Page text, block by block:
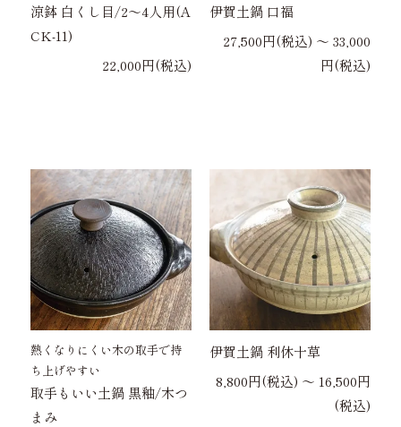
涼鉢 白くし目/2～4人用(A
CK-11)
22,000円(税込)
伊賀土鍋 口福
27,500円(税込) 〜 33,000
円(税込)
熱くなりにくい木の取手で持
ち上げやすい
取手もいい土鍋 黒釉/木つ
まみ
伊賀土鍋 利休十草
8,800円(税込) 〜 16,500円
(税込)